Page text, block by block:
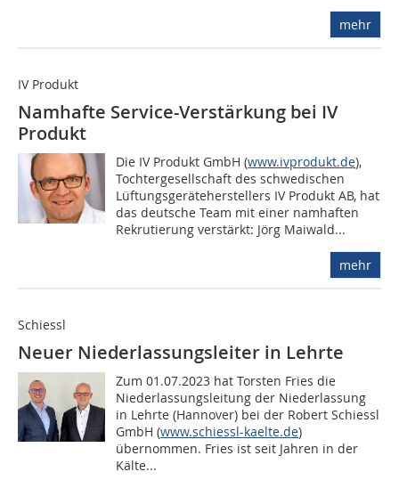
mehr
IV Produkt
Namhafte Service-Verstärkung bei IV
Produkt
Die IV Produkt GmbH (www.ivprodukt.de),
Tochtergesellschaft des schwedischen
Lüftungsgeräteherstellers IV Produkt AB, hat
das deutsche Team mit einer namhaften
Rekrutierung verstärkt: Jörg Maiwald...
mehr
Schiessl
Neuer Niederlassungsleiter in Lehrte
Zum 01.07.2023 hat Torsten Fries die
Niederlassungsleitung der Niederlassung
in Lehrte (Hannover) bei der Robert Schiessl
GmbH (www.schiessl-kaelte.de)
übernommen. Fries ist seit Jahren in der
Kälte...